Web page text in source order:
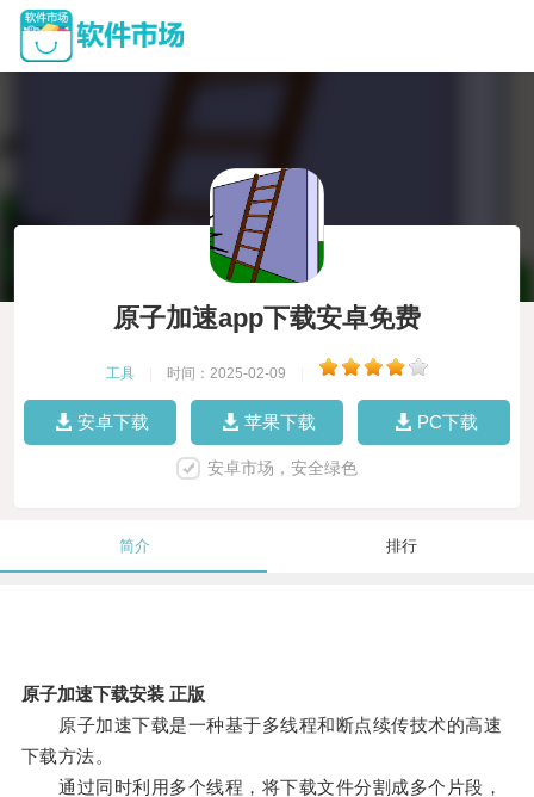
原子加速app下载安卓免费
工具 时间：2025-02-09
安卓下载 苹果下载 PC下载
安卓市场，安全绿色
简介 排行
原子加速下载安装 正版
原子加速下载是一种基于多线程和断点续传技术的高速
下载方法。
通过同时利用多个线程，将下载文件分割成多个片段，